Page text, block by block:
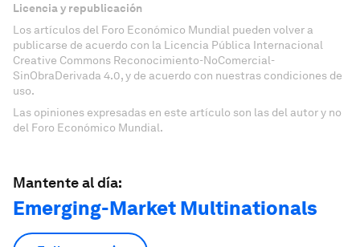
Licencia y republicación
Los artículos del Foro Económico Mundial pueden volver a
publicarse de acuerdo con la Licencia Pública Internacional
Creative Commons Reconocimiento-NoComercial-
SinObraDerivada 4.0, y de acuerdo con nuestras condiciones de
uso.
Las opiniones expresadas en este artículo son las del autor y no
del Foro Económico Mundial.
Mantente al día:
Emerging-Market Multinationals